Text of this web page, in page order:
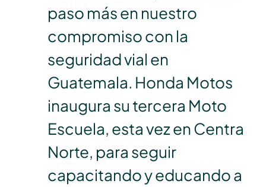
paso más en nuestro
compromiso con la
seguridad vial en
Guatemala. Honda Motos
inaugura su tercera Moto
Escuela, esta vez en Centra
Norte, para seguir
capacitando y educando a